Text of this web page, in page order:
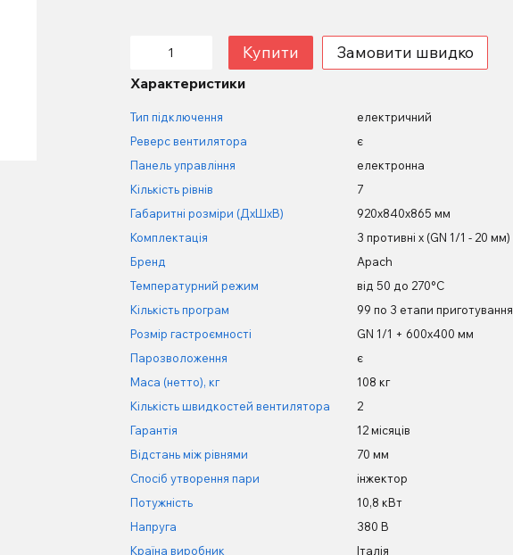
Купити Замовити швидко
Характеристики
Тип підключення
електричний
Реверс вентилятора
є
Панель управління
електронна
Кількість рівнів
7
Габаритні розміри (ДхШхВ)
920х840х865 мм
Комплектація
3 противні х (GN 1/1 - 20 мм)
Бренд
Apach
Температурний режим
від 50 до 270°C
Кількість програм
99 по 3 етапи приготування
Розмір гастроємності
GN 1/1 + 600х400 мм
Парозволоження
є
Маса (нетто), кг
108 кг
Кількість швидкостей вентилятора
2
Гарантія
12 місяців
Відстань між рівнями
70 мм
Спосіб утворення пари
інжектор
Потужність
10,8 кВт
Напруга
380 В
Країна виробник
Італія